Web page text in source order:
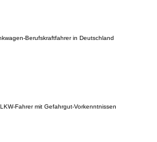
Berufskraftfahrer in Deutschland
Fahrer mit Gefahrgut-Vorkenntnissen